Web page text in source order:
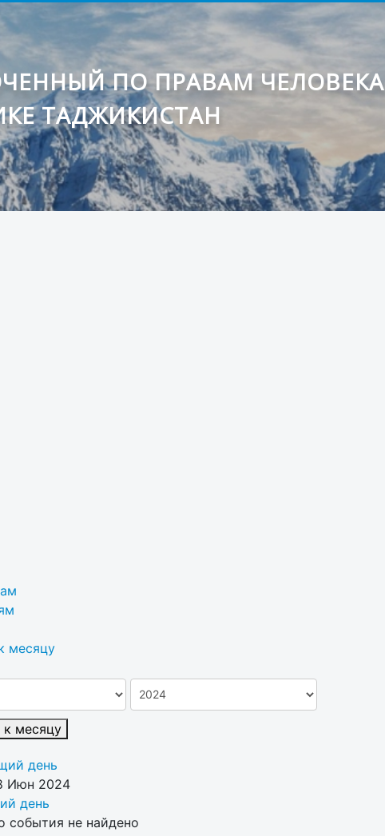
ПО ПРАВАМ ЧЕЛОВЕКА
ТАДЖИКИСТАН
месяцу
месяцу
день
Июн 2024
день
события не найдено